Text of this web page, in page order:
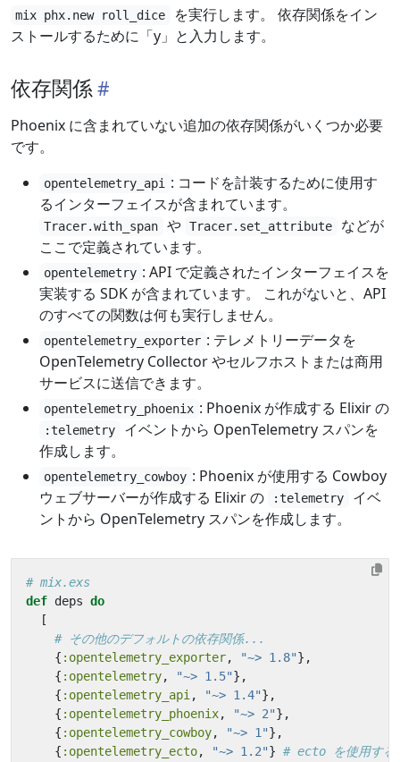
mix phx.new roll_dice
を実行します。 依存関係をイン
ストールするために「y」と入力します。
依存関係
Phoenix に含まれていない追加の依存関係がいくつか必要
です。
opentelemetry_api
: コードを計装するために使用す
るインターフェイスが含まれています。
Tracer.with_span や Tracer.set_attribute
などが
ここで定義されています。
opentelemetry : API で定義されたインターフェイスを
実装する SDK が含まれています。 これがないと、API
のすべての関数は何も実行しません。
opentelemetry_exporter : テレメトリーデータを
OpenTelemetry Collector やセルフホストまたは商用
サービスに送信できます。
opentelemetry_phoenix : Phoenix が作成する Elixir の
:telemetry
イベントから OpenTelemetry スパンを
作成します。
opentelemetry_cowboy : Phoenix が使用する Cowboy
ウェブサーバーが作成する Elixir の
:telemetry
イベ
ントから OpenTelemetry スパンを作成します。
# mix.exs
def deps do
[
# その他のデフォルトの依存関係...
{ :opentelemetry_exporter, "~> 1.8"},
{ :opentelemetry, "~> 1.5"},
{ :opentelemetry_api , "~> 1.4"},
{ :opentelemetry_phoenix, "~> 2"},
{ :opentelemetry_cowboy, "~> 1"},
{ :opentelemetry_ecto, "~> 1.2"} # ecto を使用する